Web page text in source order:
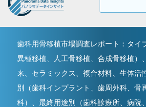
歯科用骨移植市場調査レポート：タイ
異種移植、人工骨移植、合成骨移植）
来、セラミックス、複合材料、生体活
別（歯科インプラント、歯周外科、骨
科）、最終用途別（歯科診療所、病院